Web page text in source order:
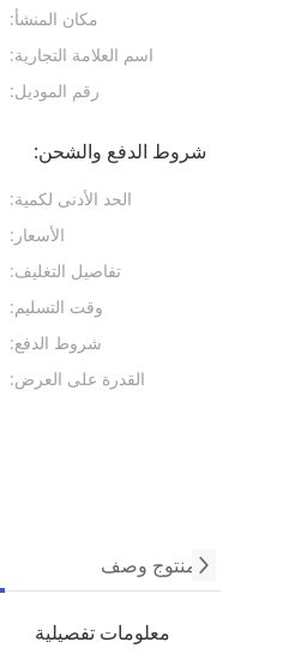
مكان المنشأ:
اسم العلامة التجارية:
رقم الموديل:
شروط الدفع والشحن:
الحد الأدنى لكمية:
الأسعار:
تفاصيل التغليف:
وقت التسليم:
شروط الدفع:
القدرة على العرض:
منتوج وصف
معلومات تفصيلية